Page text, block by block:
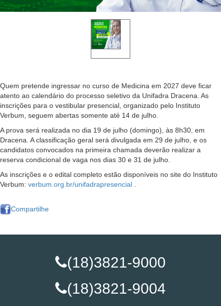
Quem pretende ingressar no curso de Medicina em 2027 deve ficar
atento ao calendário do processo seletivo da Unifadra Dracena. As
inscrições para o vestibular presencial, organizado pelo Instituto
Verbum, seguem abertas somente até 14 de julho.
A prova será realizada no dia 19 de julho (domingo), às 8h30, em
Dracena. A classificação geral será divulgada em 29 de julho, e os
candidatos convocados na primeira chamada deverão realizar a
reserva condicional de vaga nos dias 30 e 31 de julho.
As inscrições e o edital completo estão disponíveis no site do Instituto
Verbum: verbum.org.br/unifadrapresencial
Compartilhe
(18)3821-9000
(18)3821-9004